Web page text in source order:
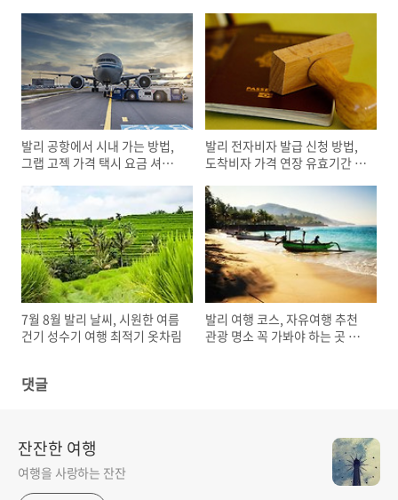
발리 공항에서 시내 가는 방법,
그랩 고젝 가격 택시 요금 셔틀
발리 전자비자 발급 신청 방법,
도착비자 가격 연장 유효기간 주
7월 8월 발리 날씨, 시원한 여름
건기 성수기 여행 최적기 옷차림
발리 여행 코스, 자유여행 추천
관광 명소 꼭 가봐야 하는 곳 베
댓글
잔잔한 여행
여행을 사랑하는 잔잔